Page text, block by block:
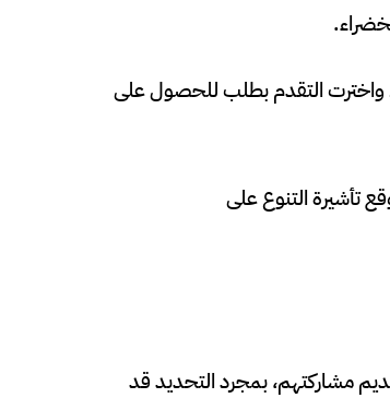
واخترت التقدم بطلب للحصول على
تأشيرة التنوع على
في يانصيب البطاقة الخضراء بعد 7 أشهر من تقديم مشاركتهم، بمجرد التحديد قد